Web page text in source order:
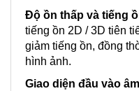
Độ ồn thấp và tiếng
tiếng ồn 2D / 3D tiên
giảm tiếng ồn, đồng
hình ảnh.
Giao diện đầu vào